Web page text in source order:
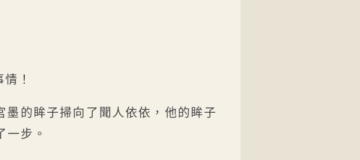
！
的眸子掃向了聞人依依，他的眸子
一步。